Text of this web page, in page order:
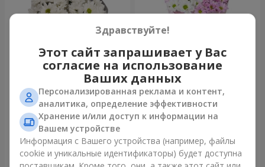
Букет "Киото" из 5 белых
хризантем
1 066 грн
Заказать
Букет "Времена года"
Заказать
Здравствуйте!
Этот сайт запрашивает у Вас
согласие на использование
Ваших данных
Персонализированная реклама и контент,
аналитика, определение эффективности
Хранение и/или доступ к информации на
Вашем устройстве
Информация с Вашего устройства (например, файлы
cookie и уникальные идентификаторы) будет доступна